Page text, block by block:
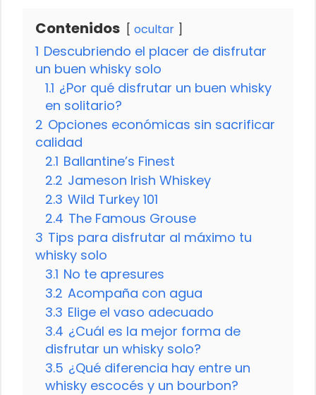
Contenidos ocultar
1 Descubriendo el placer de disfrutar
un buen whisky solo
1.1 ¿Por qué disfrutar un buen whisky
en solitario?
2 Opciones económicas sin sacrificar
calidad
2.1 Ballantine’s Finest
2.2 Jameson Irish Whiskey
2.3 Wild Turkey 101
2.4 The Famous Grouse
3 Tips para disfrutar al máximo tu
whisky solo
3.1 No te apresures
3.2 Acompaña con agua
3.3 Elige el vaso adecuado
3.4 ¿Cuál es la mejor forma de
disfrutar un whisky solo?
3.5 ¿Qué diferencia hay entre un
whisky escocés y un bourbon?